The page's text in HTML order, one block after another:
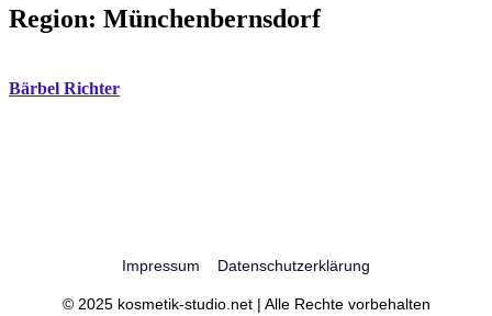
Region: Münchenbernsdorf
Bärbel Richter
Impressum Datenschutzerklärung
© 2025 kosmetik-studio.net | Alle Rechte vorbehalten